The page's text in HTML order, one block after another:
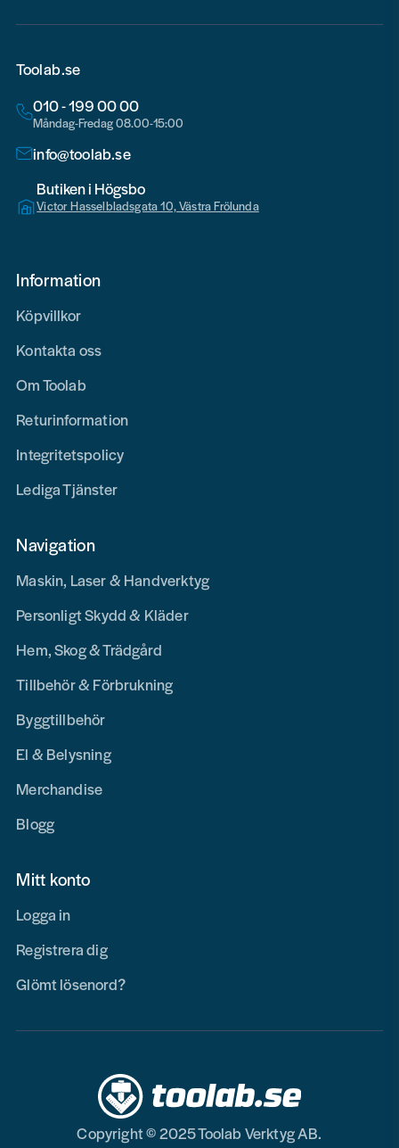
Toolab.se
010 - 199 00 00
Måndag-Fredag 08.00-15:00
info@toolab.se
Butiken i Högsbo
Victor Hasselbladsgata 10, Västra Frölunda
Information
Köpvillkor
Kontakta oss
Om Toolab
Returinformation
Integritetspolicy
Lediga Tjänster
Navigation
Maskin, Laser & Handverktyg
Personligt Skydd & Kläder
Hem, Skog & Trädgård
Tillbehör & Förbrukning
Byggtillbehör
El & Belysning
Merchandise
Blogg
Mitt konto
Logga in
Registrera dig
Glömt lösenord?
Copyright © 2025 Toolab Verktyg AB.